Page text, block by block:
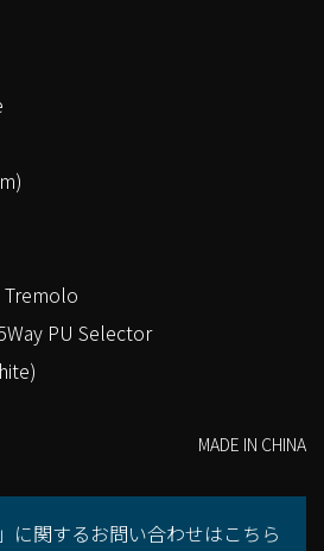
Tremolo
PU Selector
MADE IN CHINA
に関するお問い合わせはこちら